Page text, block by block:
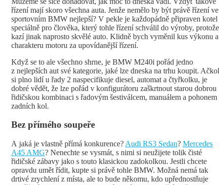
řízení mají skoro všechna auta. Jenže nemělo by být právě řízení ve
sportovním BMW nejlepší? V pekle je každopádně připraven kotel
speciálně pro člověka, který tohle řízení schválil do výroby, protože
kazí jinak naprosto skvělé auto. Klidně bych vyměnil kus výkonu a
charakteru motoru za upovídanější řízení.
Když se to ale všechno shrne, je BMW M240i pořád jedno
z nejlepších aut své kategorie, jaké lze dneska na trhu koupit.
si plno lidí u řady 2 naspecifikuje diesel, automat a čtyřkolku, je
dobré vědět, že lze pořád v konfigurátoru zaškrtnout starou dobrou
řidičskou kombinaci s řadovým šestiválcem, manuálem a pohonem
zadních kol.
Bez přímého soupeře
A jaká je vlastně přímá konkurence? Audi RS3 Sedan? Mercedes
A45 AMG? Nenechte se vysmát, s nimi si neužijete tolik čisté
řidičské zábavy jako s touto klasickou zadokolkou. Jestli chcete
opravdu umět řídit, kupte si právě tohle BMW. Možná nemá tak
drtivé zrychlení z místa, ale to bude někomu, kdo upřednostňuje